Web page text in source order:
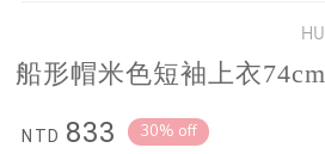
船形帽米色短袖上衣74cm
NTD 833 30% off